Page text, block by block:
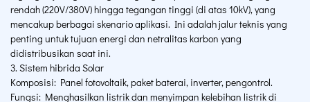
rendah (220V/380V) hingga tegangan tinggi (di atas 10kV), yang
mencakup berbagai skenario aplikasi. Ini adalah jalur teknis yang
penting untuk tujuan energi dan netralitas karbon yang
didistribusikan saat ini.
3. Sistem hibrida Solar
Komposisi: Panel fotovoltaik, paket baterai, inverter, pengontrol.
Fungsi: Menghasilkan listrik dan menyimpan kelebihan listrik di